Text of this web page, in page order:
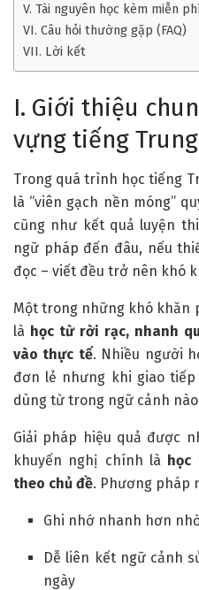
V. Tài nguyên học kèm miễn
VI. Câu hỏi thường gặp (FAQ)
VII. Lời kết
I. Giới thiệu
vựng tiếng
Trong quá trình học tiếng
là “viên gạch nền móng”
cũng như kết quả luyện
ngữ pháp đến đâu, nếu
đọc – viết đều trở nên khó
Một trong những khó khăn
là học từ rời rạc, nhanh
vào thực tế. Nhiều người
đơn lẻ nhưng khi giao tiếp
dùng từ trong ngữ cảnh
Giải pháp hiệu quả được
khuyến nghị chính là học
theo chủ đề. Phương pháp
Ghi nhớ nhanh hơn
Dễ liên kết ngữ cảnh
ngày